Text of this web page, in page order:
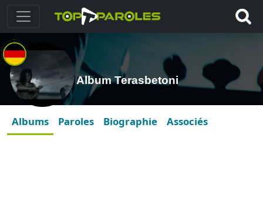
Album Terasbetoni
Albums Paroles Biographie Associés